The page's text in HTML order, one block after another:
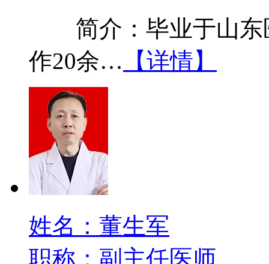
简介：毕业于山东
作20余… 【详情】
姓名：董生军
职称：副主任医师